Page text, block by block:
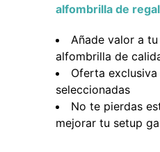
alfombrilla de
Añade valor a
alfombrilla de
Oferta
seleccionadas
No te pierdas
mejorar tu setup